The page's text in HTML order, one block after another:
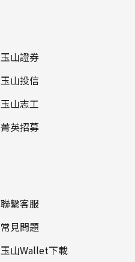
玉山證券
玉山投信
玉山志工
菁英招募
聯繫客服
常見問題
玉山Wallet下載